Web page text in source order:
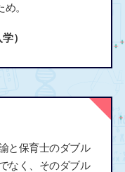
。
）
と保育士のダブル
なく、そのダブル